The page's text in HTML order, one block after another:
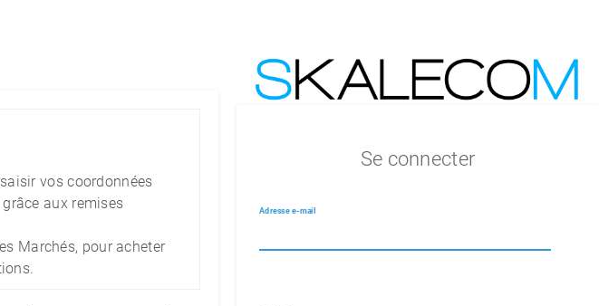
Se connecter
Adresse e-mail
vos coordonnées
aux remises
Marchés, pour acheter